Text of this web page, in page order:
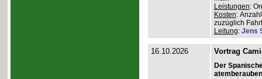
Leistungen:
Kosten:
zuzüglich
Leitung: Jens
16.10.2026 Vortrag
Der